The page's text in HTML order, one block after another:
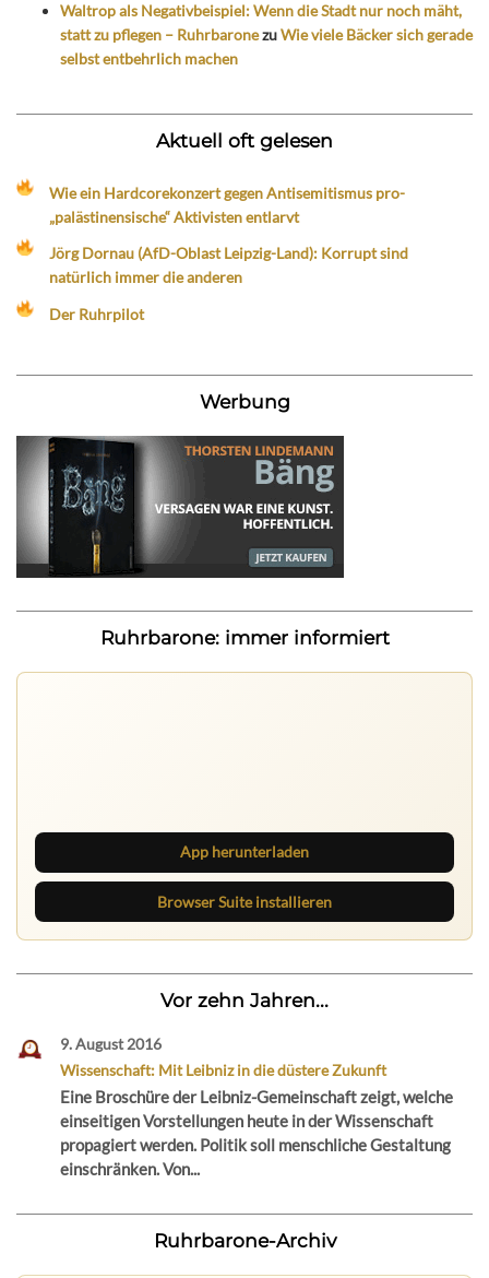
Waltrop als Negativbeispiel: Wenn die Stadt nur noch mäht,
statt zu pflegen – RuhrbaronezuWie viele Bäcker sich gerade
selbst entbehrlich machen
Aktuell oft gelesen
Wie ein Hardcorekonzert gegen Antisemitismus pro-
„palästinensische“ Aktivisten entlarvt
Jörg Dornau (AfD-Oblast Leipzig-Land): Korrupt sind
natürlich immer die anderen
Der Ruhrpilot
Werbung
Ruhrbarone: immer informiert
App herunterladen
Browser Suite installieren
Vor zehn Jahren...
9. August 2016
Wissenschaft: Mit Leibniz in die düstere Zukunft
Eine Broschüre der Leibniz-Gemeinschaft zeigt, welche
einseitigen Vorstellungen heute in der Wissenschaft
propagiert werden. Politik soll menschliche Gestaltung
einschränken. Von...
Ruhrbarone-Archiv